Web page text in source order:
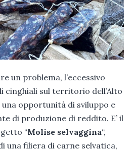
un problema, l’eccessivo
cinghiali sul territorio dell’Alto
una opportunità di sviluppo e
di produzione di reddito. E’ il
“Molise selvaggina“,
una filiera di carne selvatica,